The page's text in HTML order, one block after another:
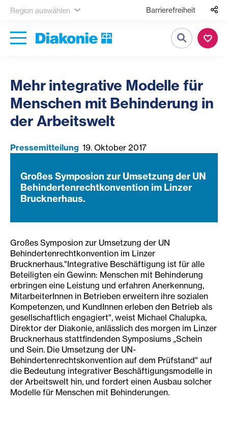
Region auswählen Barrierefreiheit
Suche
Mehr integrative Modelle für
Menschen mit Behinderung in
der Arbeitswelt
Pressemitteilung 19. Oktober 2017
Großes Symposion zur Umsetzung der UN
Behindertenrechtkonvention im Linzer
Brucknerhaus.
Großes Symposion zur Umsetzung der UN
Behindertenrechtkonvention im Linzer
Brucknerhaus."Integrative Beschäftigung ist für alle
Beteiligten ein Gewinn: Menschen mit Behinderung
erbringen eine Leistung und erfahren Anerkennung,
MitarbeiterInnen in Betrieben erweitern ihre sozialen
Kompetenzen, und KundInnen erleben den Betrieb als
gesellschaftlich engagiert", weist Michael Chalupka,
Direktor der Diakonie, anlässlich des morgen im Linzer
Brucknerhaus stattfindenden Symposiums „Schein
und Sein. Die Umsetzung der UN-
Behindertenrechtskonvention auf dem Prüfstand" auf
die Bedeutung integrativer Beschäftigungsmodelle in
der Arbeitswelt hin, und fordert einen Ausbau solcher
Modelle für Menschen mit Behinderungen.